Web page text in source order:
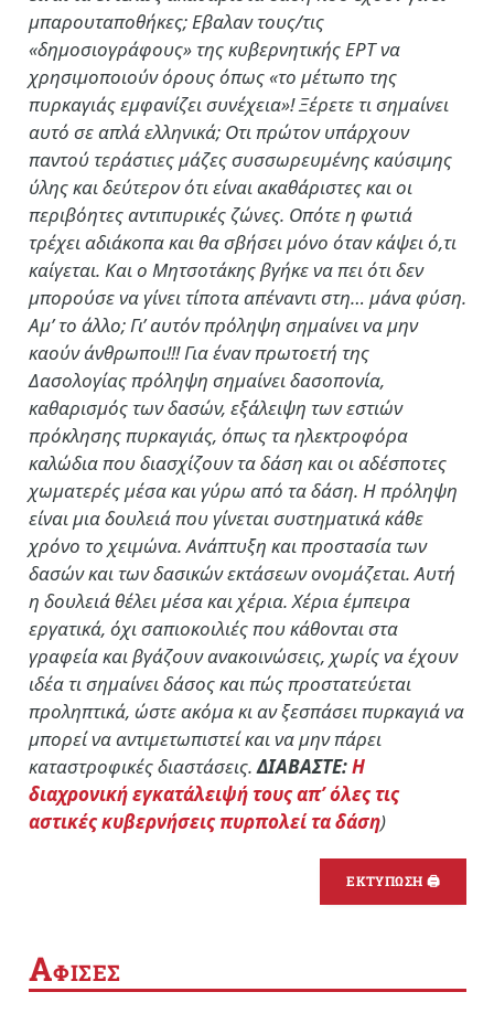
μπαρουταποθήκες; Εβαλαν τους/τις
«δημοσιογράφους» της κυβερνητικής ΕΡΤ να
χρησιμοποιούν όρους όπως «το μέτωπο της
πυρκαγιάς εμφανίζει συνέχεια»! Ξέρετε τι σημαίνει
αυτό σε απλά ελληνικά; Οτι πρώτον υπάρχουν
παντού τεράστιες μάζες συσσωρευμένης καύσιμης
ύλης και δεύτερον ότι είναι ακαθάριστες και οι
περιβόητες αντιπυρικές ζώνες. Οπότε η φωτιά
τρέχει αδιάκοπα και θα σβήσει μόνο όταν κάψει ό,τι
καίγεται. Και ο Μητσοτάκης βγήκε να πει ότι δεν
μπορούσε να γίνει τίποτα απέναντι στη… μάνα φύση.
Αμ’ το άλλο; Γι’ αυτόν πρόληψη σημαίνει να μην
καούν άνθρωποι!!! Για έναν πρωτοετή της
Δασολογίας πρόληψη σημαίνει δασοπονία,
καθαρισμός των δασών, εξάλειψη των εστιών
πρόκλησης πυρκαγιάς, όπως τα ηλεκτροφόρα
καλώδια που διασχίζουν τα δάση και οι αδέσποτες
χωματερές μέσα και γύρω από τα δάση. Η πρόληψη
είναι μια δουλειά που γίνεται συστηματικά κάθε
χρόνο το χειμώνα. Ανάπτυξη και προστασία των
δασών και των δασικών εκτάσεων ονομάζεται. Αυτή
η δουλειά θέλει μέσα και χέρια. Χέρια έμπειρα
εργατικά, όχι σαπιοκοιλιές που κάθονται στα
γραφεία και βγάζουν ανακοινώσεις, χωρίς να έχουν
ιδέα τι σημαίνει δάσος και πώς προστατεύεται
προληπτικά, ώστε ακόμα κι αν ξεσπάσει πυρκαγιά να
μπορεί να αντιμετωπιστεί και να μην πάρει
καταστροφικές διαστάσεις.ΔΙΑΒΑΣΤΕ:Η
διαχρονική εγκατάλειψή τους απ’ όλες τις
αστικές κυβερνήσεις πυρπολεί τα δάση)
ΕΚΤΥΠΩΣΗ 🖨
ΑΦΙΣΕΣ